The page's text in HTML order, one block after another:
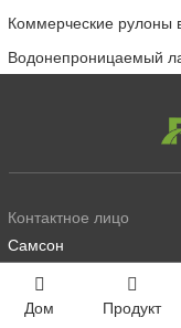
Коммерческие рулоны
Водонепроницаемый
Контактное лицо
Самсон
НОМЕР КОНТАКТА
+86 5377978558 и +86
Дом Продукт